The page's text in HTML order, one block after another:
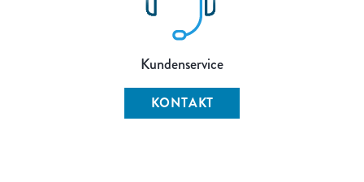
Kundenservice
KONTAKT